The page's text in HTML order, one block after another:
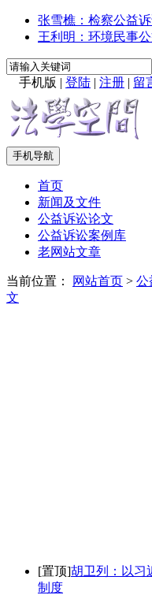
张雪樵：检察公益
王利明：环境民事
手机版 | 登陆 | 注册 | 留
手机导航
首页
新闻及文件
公益诉讼论文
公益诉讼案例库
老网站文章
当前位置： 网站首页 > 公
文
[置顶]胡卫列：以习
制度